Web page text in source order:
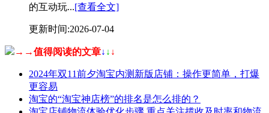
的互动玩...[查看全文]
更新时间:2026-07-04
→→值得阅读的文章↓ ↓ ↓
2024年双11前夕淘宝内测新版店铺：操作更简单，打爆
更容易
淘宝的“淘宝神店榜”的排名是怎么排的？